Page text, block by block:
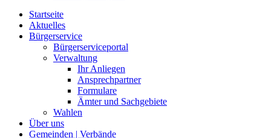
Startseite
Aktuelles
Bürgerservice
Bürgerserviceportal
Verwaltung
Ihr Anliegen
Ansprechpartner
Formulare
Ämter und Sachgebiete
Wahlen
Über uns
Gemeinden | Verbände